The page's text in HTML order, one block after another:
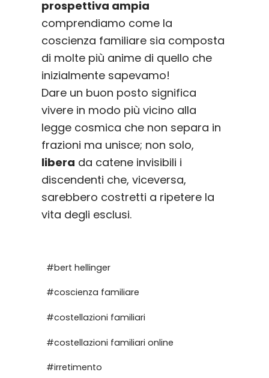
prospettiva ampia
comprendiamo come la
coscienza familiare sia composta
di molte più anime di quello che
inizialmente sapevamo!
Dare un buon posto significa
vivere in modo più vicino alla
legge cosmica che non separa in
frazioni ma unisce; non solo,
libera da catene invisibili i
discendenti che, viceversa,
sarebbero costretti a ripetere la
vita degli esclusi.
Tag
#bert hellinger
#coscienza familiare
#costellazioni familiari
#costellazioni familiari online
#irretimento